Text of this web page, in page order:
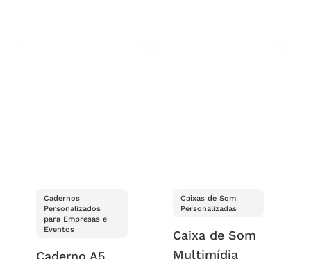
Cadernos
Personalizados
para Empresas e
Eventos
Caixas de Som
Personalizadas
Caixa de Som
Multimídia